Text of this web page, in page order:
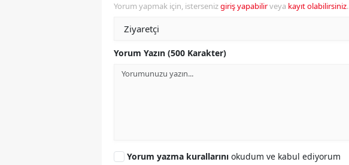
Yorum yapmak için, istersenizgiriş yapabilirveya kayıt olabilirsiniz.
Yorum Yazın (500 Karakter)
Yorum yazma kurallarını okudum ve kabul ediyorum